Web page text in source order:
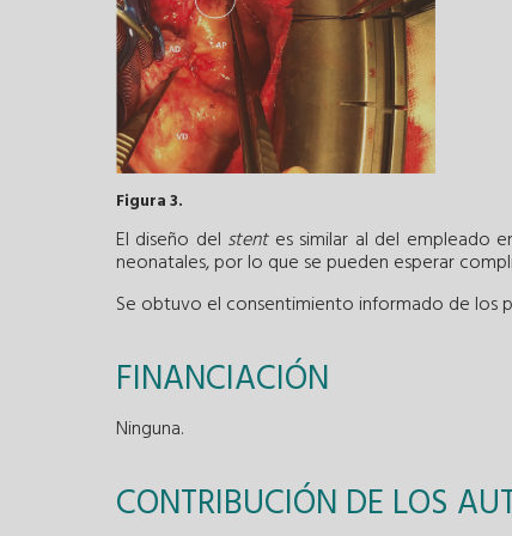
Figura 3.
El diseño del stentes similar al del empleado
neonatales, por lo que se pueden esperar
Se obtuvo el consentimiento informado de los
FINANCIACIÓN
Ninguna.
CONTRIBUCIÓN DE LOS